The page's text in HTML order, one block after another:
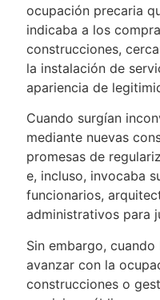
ocupación precaria
indicaba a los
construcciones,
la instalación de
apariencia de
Cuando surgían
mediante nuevas
promesas de
e, incluso, invocaba
funcionarios,
administrativos para
Sin embargo,
avanzar con la
construcciones o